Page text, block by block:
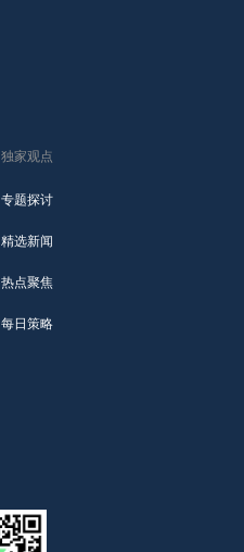
独家观点
专题探讨
精选新闻
热点聚焦
每日策略